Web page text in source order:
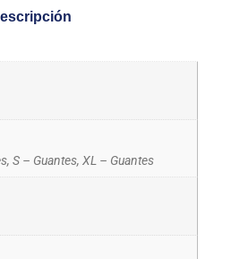
S – Guantes, XL – Guantes